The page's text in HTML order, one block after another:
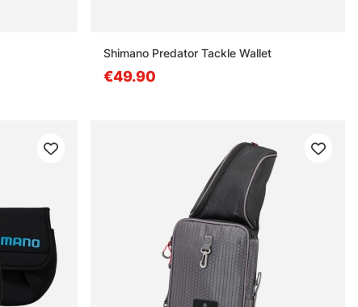
Shimano Predator Tackle Wallet
€49.90